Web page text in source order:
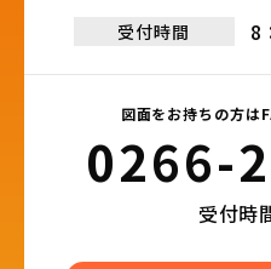
受付時間 8
図面をお持ちの方は
0266-
受付時